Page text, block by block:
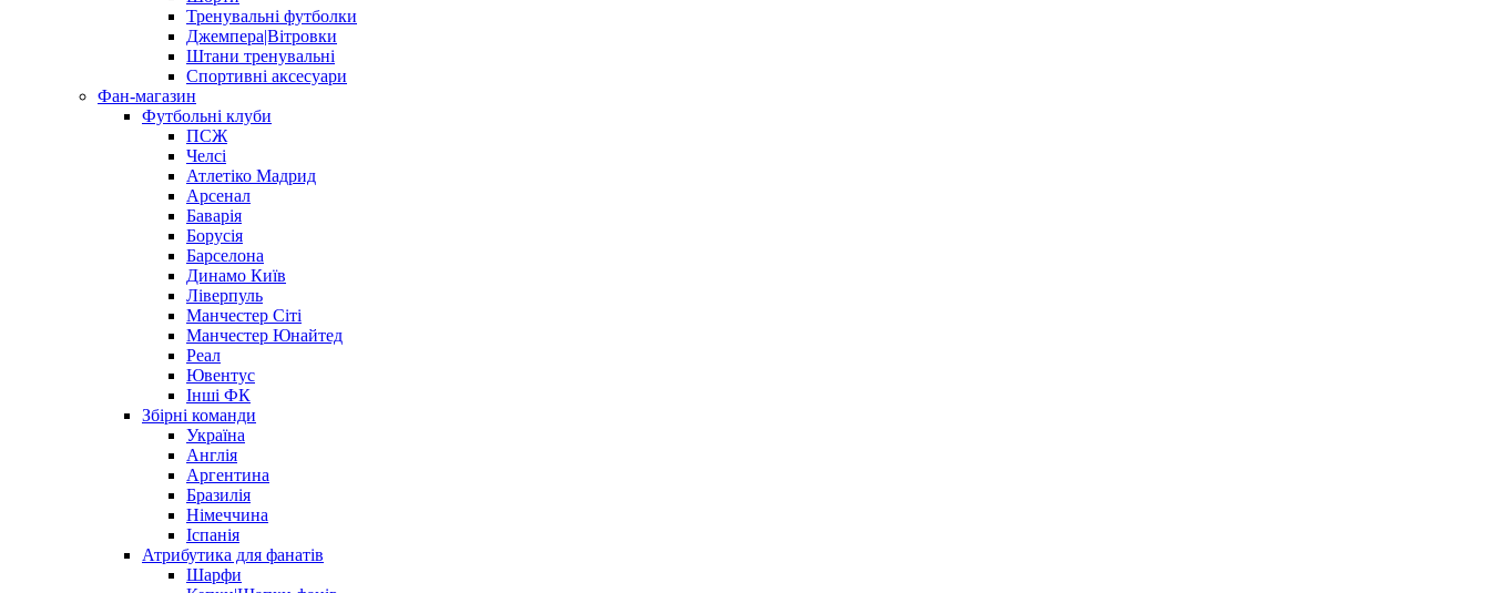
Тренувальні футболки
Джемпера|Вітровки
Штани тренувальні
Спортивні аксесуари
Фан-магазин
Футбольні клуби
ПСЖ
Челсі
Атлетіко Мадрид
Арсенал
Баварія
Борусія
Барселона
Динамо Київ
Ліверпуль
Манчестер Сіті
Манчестер Юнайтед
Реал
Ювентус
Інші ФК
Збірні команди
Україна
Англія
Аргентина
Бразилія
Німеччина
Іспанія
Атрибутика для фанатів
Шарфи